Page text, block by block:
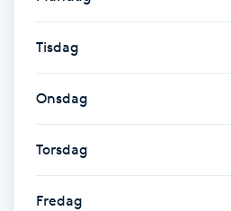
Kinesiologi
Kinesisk medicin
Kiropraktik
Klangmassage
Tisdag
Onsdag
Torsdag
Fredag